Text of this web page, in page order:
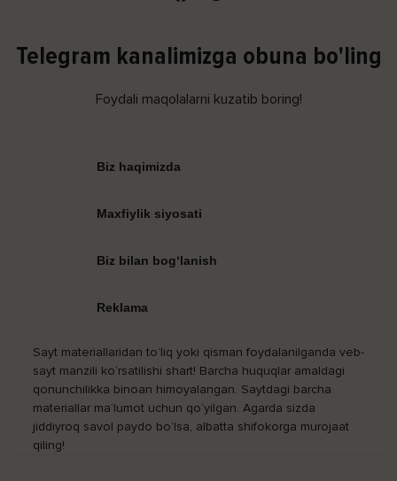
Telegram kanalimizga obuna bo'ling
Foydali maqolalarni kuzatib boring!
Biz haqimizda
Maxfiylik siyosati
Biz bilan bog‘lanish
Reklama
Sayt materiallaridan to‘liq yoki qisman foydalanilganda veb-
sayt manzili ko‘rsatilishi shart! Barcha huquqlar amaldagi
qonunchilikka binoan himoyalangan. Saytdagi barcha
materiallar ma’lumot uchun qo‘yilgan. Agarda sizda
jiddiyroq savol paydo bo‘lsa, albatta shifokorga murojaat
qiling!